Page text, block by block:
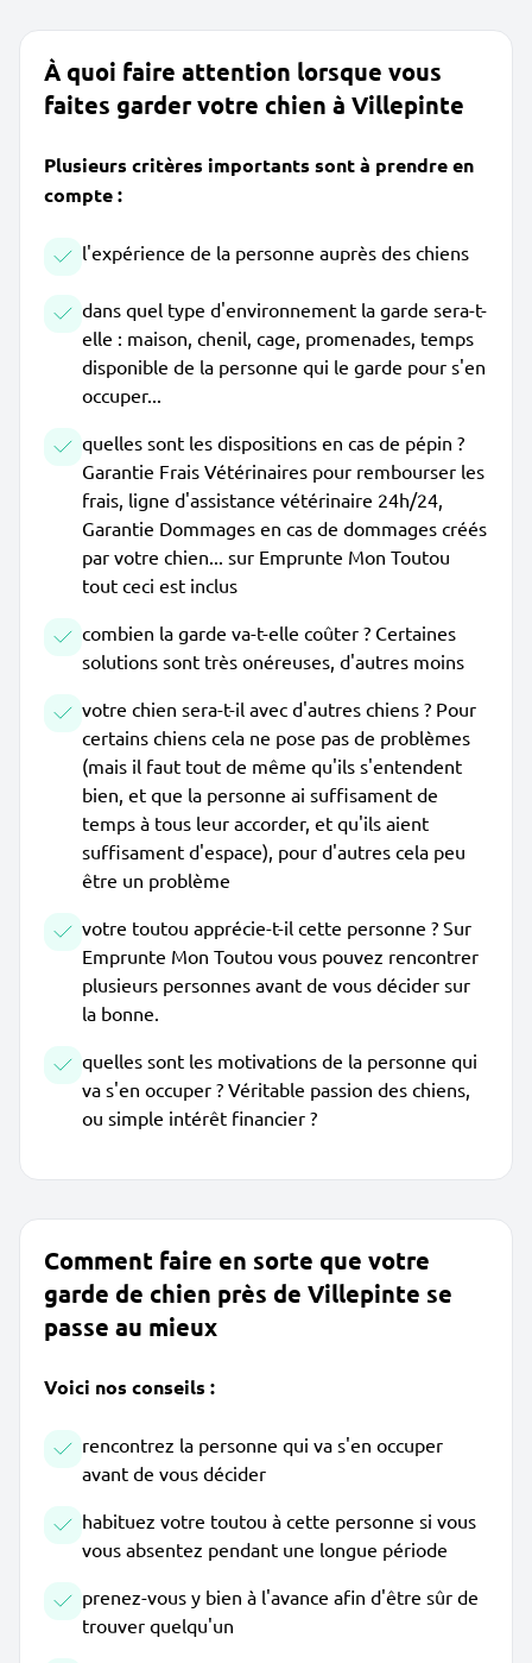
À quoi faire attention lorsque vous
faites garder votre chien à Villepinte
Plusieurs critères importants sont à prendre en
compte :
l'expérience de la personne auprès des chiens
dans quel type d'environnement la garde sera-t-
elle : maison, chenil, cage, promenades, temps
disponible de la personne qui le garde pour s'en
occuper...
quelles sont les dispositions en cas de pépin ?
Garantie Frais Vétérinaires pour rembourser les
frais, ligne d'assistance vétérinaire 24h/24,
Garantie Dommages en cas de dommages créés
par votre chien... sur Emprunte Mon Toutou
tout ceci est inclus
combien la garde va-t-elle coûter ? Certaines
solutions sont très onéreuses, d'autres moins
votre chien sera-t-il avec d'autres chiens ? Pour
certains chiens cela ne pose pas de problèmes
(mais il faut tout de même qu'ils s'entendent
bien, et que la personne ai suffisament de
temps à tous leur accorder, et qu'ils aient
suffisament d'espace), pour d'autres cela peu
être un problème
votre toutou apprécie-t-il cette personne ? Sur
Emprunte Mon Toutou vous pouvez rencontrer
plusieurs personnes avant de vous décider sur
la bonne.
quelles sont les motivations de la personne qui
va s'en occuper ? Véritable passion des chiens,
ou simple intérêt financier ?
Comment faire en sorte que votre
garde de chien près de Villepinte se
passe au mieux
Voici nos conseils :
rencontrez la personne qui va s'en occuper
avant de vous décider
habituez votre toutou à cette personne si vous
vous absentez pendant une longue période
prenez-vous y bien à l'avance afin d'être sûr de
trouver quelqu'un